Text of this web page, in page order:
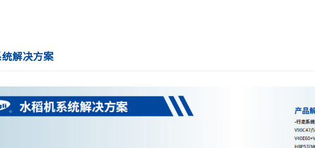
统解决方案